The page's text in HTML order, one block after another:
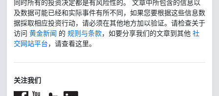
同时所有的投资决定都是有风险性的。 文章中所包含的信息以
及数据可能已经和实际事件有所不同，如果您要根据这些信息数
据採取相应投资行动，请必须在其他地方加以验证。请检查关于
访问 黄金新闻 的 规则与条款，如要分享我们的文章到其他 社
交网站平台，请查看这里。
关注我们